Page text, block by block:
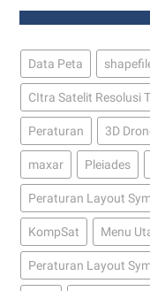
Data Peta
CItra Satelit Resolusi
Peraturan 3D
maxar Pleiades
Peraturan Layout
KompSat Menu
Peraturan Layout